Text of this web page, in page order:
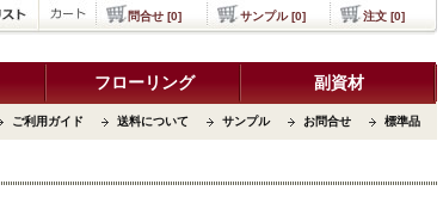
フローリング 副資材
ご利用ガイド 送料について サンプル お問合せ 標準品
問合せ [0] サンプル [0] 注文 [0]